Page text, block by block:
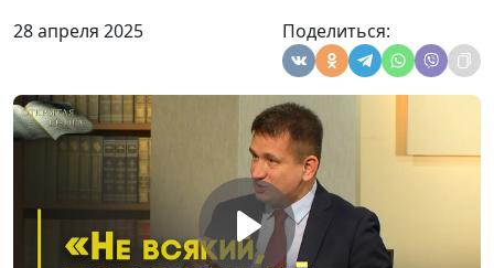
28 апреля 2025 Поделиться:
Божьих глазах
Сергей Негусев,
священнослужитель
Верующие люди — рабы
Божьи или дети Царя?
Юлия Синицына,
Сергей Негусев,
священнослужитель
Все верующие — рабы
Юлия Синицына,
Сергей Негусев,
священнослужитель